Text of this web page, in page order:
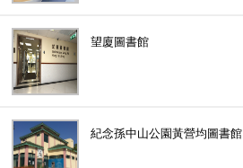
望廈圖書館
紀念孫中山公園黃營均圖書館